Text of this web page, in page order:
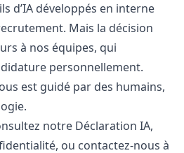
d’IA développés en interne
Mais la décision
à nos équipes, qui
personnellement.
est guidé par des humains,
notre Déclaration IA,
, ou contactez-nous à